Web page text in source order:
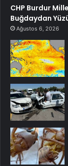
CHP Burdur
Buğdaydan
Ağustos 6, 2026